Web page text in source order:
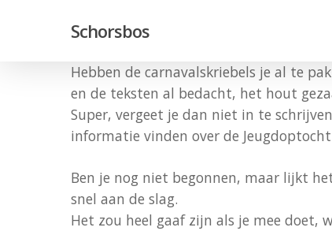
Schorsbos
Hebben de carnavalskriebels je al te
en de teksten al bedacht, het hout
Super, vergeet je dan niet in te
informatie vinden over de
Ben je nog niet begonnen, maar lijkt
snel aan de slag.
Het zou heel gaaf zijn als je mee doet,